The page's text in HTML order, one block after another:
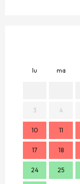
lu ma
3 4
10 11
17 18
24 25